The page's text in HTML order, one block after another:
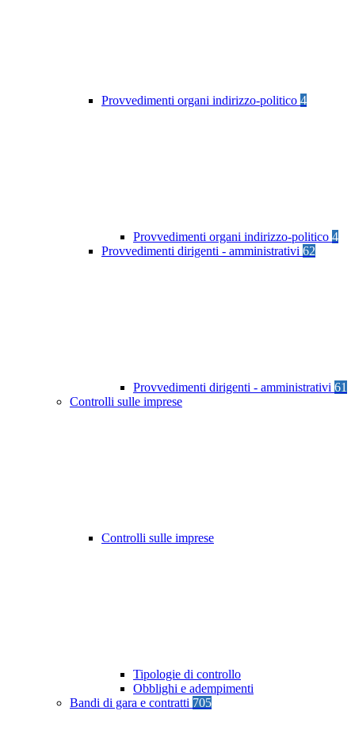
Provvedimenti organi indirizzo-politico 4
Provvedimenti organi indirizzo-politico 4
Provvedimenti dirigenti - amministrativi 62
Provvedimenti dirigenti - amministrativi 61
Controlli sulle imprese
Controlli sulle imprese
Tipologie di controllo
Obblighi e adempimenti
Bandi di gara e contratti 705